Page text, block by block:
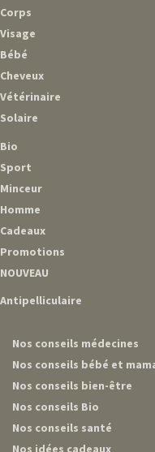
Corps
Visage
Bébé
Cheveux
Vétérinaire
Solaire
Bio
Sport
Minceur
Homme
Cadeaux
Promotions
NOUVEAU
Antipelliculaire
Nos conseils médecines
Nos conseils bébé et
Nos conseils bien-être
Nos conseils Bio
Nos conseils santé
Nos idées cadeaux